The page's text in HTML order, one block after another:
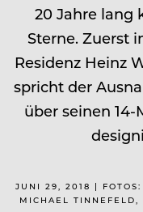
20 Jahre lang
Sterne. Zuerst
Residenz Heinz
spricht der
über seinen
JUNI 29, 2018 |
MICHAEL